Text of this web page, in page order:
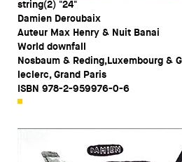
string(2) "24"
Damien Deroubaix
Auteur Max Henry & Nuit Banai
World downfall
Nosbaum & Reding,Luxembourg &
leclerc, Grand Paris
ISBN 978-2-959976-0-6